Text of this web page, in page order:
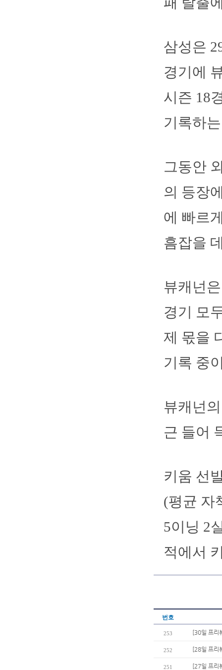
삼성은
경기에
시즌 18
기록하
그동안
의 등장
에 빠르
흠잡을
뷰캐넌
경기 모
제 몫을
기록 중
뷰캐넌
근 들어
키움 선
(평균 자
5이닝 2
적에서
번호
253 [30일 프리
252 [28일 프리
251 [27일 프리